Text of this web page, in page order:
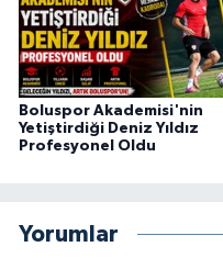
Boluspor Akademisi'nin
Yetiştirdiği Deniz Yıldız
Profesyonel Oldu
Yorumlar